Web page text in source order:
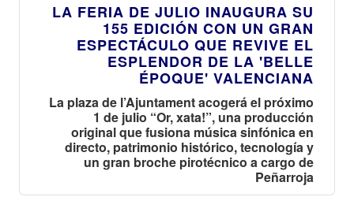
LA FERIA DE JULIO INAUGURA SU
155 EDICIÓN CON UN GRAN
ESPECTÁCULO QUE REVIVE EL
ESPLENDOR DE LA 'BELLE
ÉPOQUE' VALENCIANA
La plaza de l’Ajuntament acogerá el próximo
1 de julio “Or, xata!”, una producción
original que fusiona música sinfónica en
directo, patrimonio histórico, tecnología y
un gran broche pirotécnico a cargo de
Peñarroja